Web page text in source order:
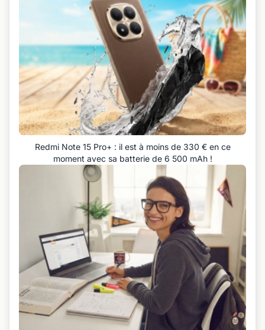
Redmi Note 15 Pro+ : il est à moins de 330 € en ce
moment avec sa batterie de 6 500 mAh !